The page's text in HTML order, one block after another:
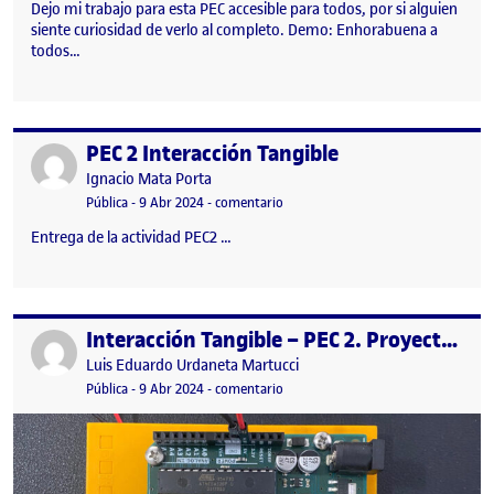
Dejo mi trabajo para esta PEC accesible para todos, por si alguien
siente curiosidad de verlo al completo. Demo: Enhorabuena a
todos…
Publicado porPEC 2 Interacción Tangible
Publicado por
Ignacio Mata Porta
Visibilidad:
Pública-Fecha de publicación
9 Abr 20248 abril, 2024 9:30 am
-comentario
Entrega de la actividad PEC2 …
Publicado por Interacción Tangible – PEC 2. Proyecto Arduino (Introducción al entorno de Arduino)
Publicado por
Luis Eduardo Urdaneta Martucci
Visibilidad:
Pública-Fecha de publicación
9 Abr 20248 abril, 2024 11:12 pm
-comentario